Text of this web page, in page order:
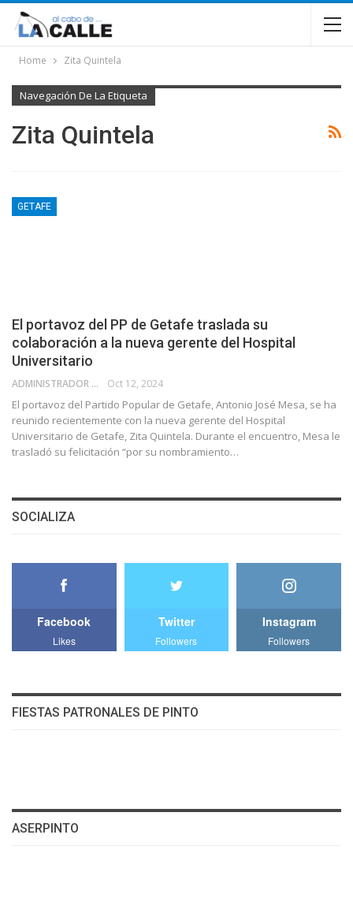
Home Zita Quintela
Navegación De La Etiqueta
Zita Quintela
GETAFE
El portavoz del PP de Getafe traslada su
colaboración a la nueva gerente del Hospital
Universitario
ADMINISTRADOR Oct 12, 2024
El portavoz del Partido Popular de Getafe, Antonio José Mesa, se ha
reunido recientemente con la nueva gerente del Hospital
Universitario de Getafe, Zita Quintela. Durante el encuentro, Mesa le
trasladó su felicitación “por su nombramiento…
SOCIALIZA
Facebook
Likes
Twitter
Followers
Instagram
Followers
FIESTAS PATRONALES DE PINTO
ASERPINTO